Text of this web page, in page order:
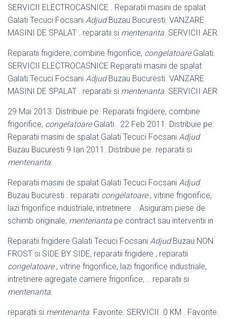
SERVICII ELECTROCASNICE . Reparatii masini de spalat
Galati Tecuci Focsani AdjudBuzau Bucuresti. VANZARE
MASINI DE SPALAT . reparatii si mentenanta. SERVICII AER
Reparatii frigidere, combine frigorifice, congelatoareGalati.
SERVICII ELECTROCASNICE Reparatii masini de spalat
Galati Tecuci Focsani AdjudBuzau Bucuresti. VANZARE
MASINI DE SPALAT . reparatii si mentenanta. SERVICII AER
29 Mai 2013. Distribuie pe. Reparatii frigidere, combine
frigorifice, congelatoareGalati . 22 Feb 2011. Distribuie pe.
Reparatii masini de spalat Galati Tecuci Focsani Adjud
Buzau Bucuresti 9 Ian 2011. Distribuie pe. reparatii si
mentenanta.
Reparatii masini de spalat Galati Tecuci Focsani Adjud
Buzau Bucuresti . reparatii congelatoare, vitrine frigorifice,
lazi frigorifice industriale, intretinere .. Asiguram piese de
schimb originale, mentenanta pe contract sau interventii in
Reparatii frigidere Galati Tecuci Focsani AdjudBuzau NON
FROST si SIDE BY SIDE, reparatii frigidere , reparatii
congelatoare, vitrine frigorifice, lazi frigorifice industriale,
intretinere agregate camere frigorifice, .. reparatii si
mentenanta.
reparatii si mentenanta. Favorite. SERVICII. 0 KM . Favorite.